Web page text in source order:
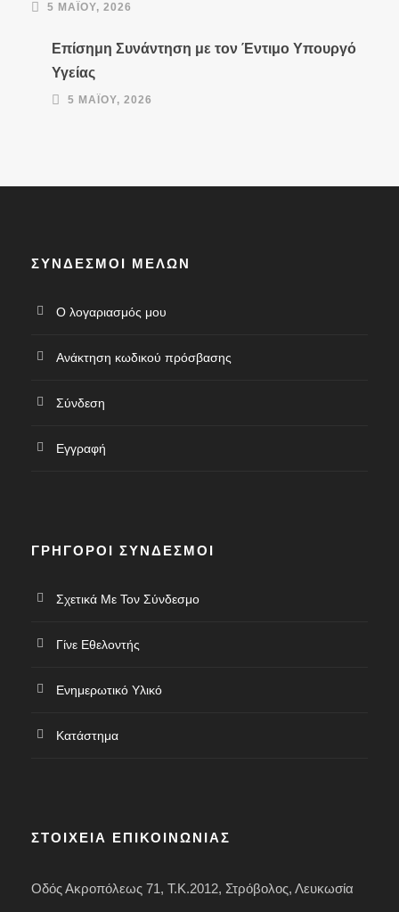
5 ΜΑΪ́ΟΥ, 2026
Επίσημη Συνάντηση με τον Έντιμο Υπουργό
Υγείας
5 ΜΑΪ́ΟΥ, 2026
ΣΎΝΔΕΣΜΟΙ ΜΕΛΏΝ
Ο λογαριασμός μου
Ανάκτηση κωδικού πρόσβασης
Σύνδεση
Εγγραφή
ΓΡΉΓΟΡΟΙ ΣΎΝΔΕΣΜΟΙ
Σχετικά Με Τον Σύνδεσμο
Γίνε Εθελοντής
Ενημερωτικό Υλικό
Κατάστημα
ΣΤΟΙΧΕΊΑ ΕΠΙΚΟΙΝΩΝΊΑΣ
Οδός Ακροπόλεως 71, Τ.Κ.2012, Στρόβολος, Λευκωσία